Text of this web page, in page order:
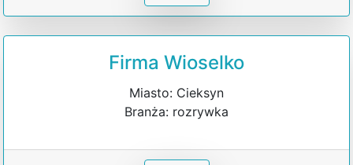
Firma Wioselko
Miasto: Cieksyn
Branża: rozrywka